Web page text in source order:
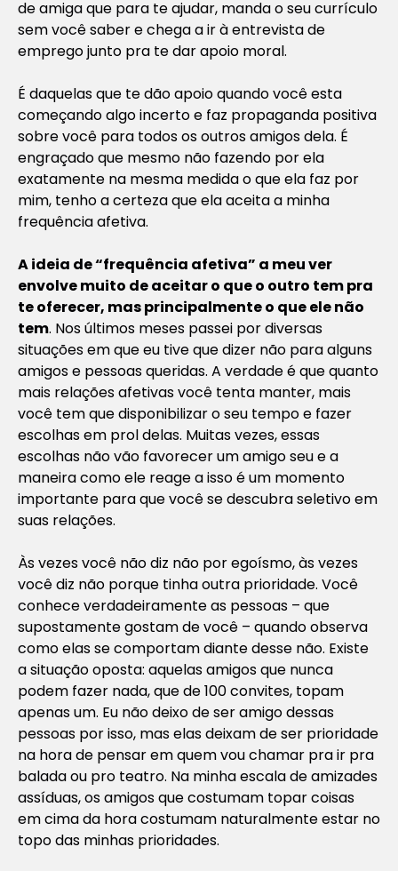
de amiga que para te ajudar, manda o seu currículo
sem você saber e chega a ir à entrevista de
emprego junto pra te dar apoio moral.
É daquelas que te dão apoio quando você esta
começando algo incerto e faz propaganda positiva
sobre você para todos os outros amigos dela. É
engraçado que mesmo não fazendo por ela
exatamente na mesma medida o que ela faz por
mim, tenho a certeza que ela aceita a minha
frequência afetiva.
A ideia de “frequência afetiva” a meu ver
envolve muito de aceitar o que o outro tem pra
te oferecer, mas principalmente o que ele não
tem. Nos últimos meses passei por diversas
situações em que eu tive que dizer não para alguns
amigos e pessoas queridas. A verdade é que quanto
mais relações afetivas você tenta manter, mais
você tem que disponibilizar o seu tempo e fazer
escolhas em prol delas. Muitas vezes, essas
escolhas não vão favorecer um amigo seu e a
maneira como ele reage a isso é um momento
importante para que você se descubra seletivo em
suas relações.
Às vezes você não diz não por egoísmo, às vezes
você diz não porque tinha outra prioridade. Você
conhece verdadeiramente as pessoas – que
supostamente gostam de você – quando observa
como elas se comportam diante desse não. Existe
a situação oposta: aquelas amigos que nunca
podem fazer nada, que de 100 convites, topam
apenas um. Eu não deixo de ser amigo dessas
pessoas por isso, mas elas deixam de ser prioridade
na hora de pensar em quem vou chamar pra ir pra
balada ou pro teatro. Na minha escala de amizades
assíduas, os amigos que costumam topar coisas
em cima da hora costumam naturalmente estar no
topo das minhas prioridades.